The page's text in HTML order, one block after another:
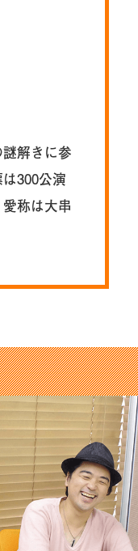
解きに参
300公演
称は大串